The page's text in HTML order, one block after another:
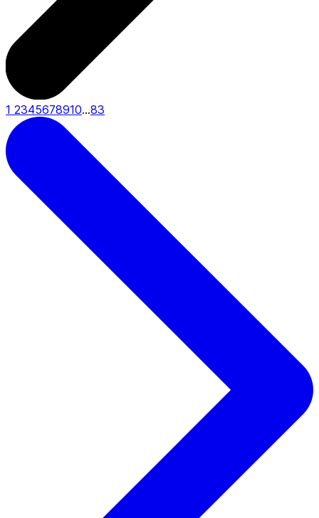
1 2345678910...83